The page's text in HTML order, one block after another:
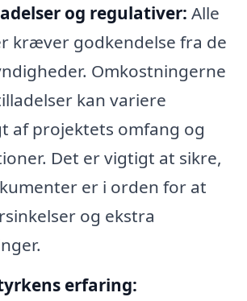
og regulativer: Alle
kræver godkendelse fra de
Omkostningerne
kan variere
af projektets omfang og
Det er vigtigt at sikre,
er i orden for at
og ekstra
erfaring: